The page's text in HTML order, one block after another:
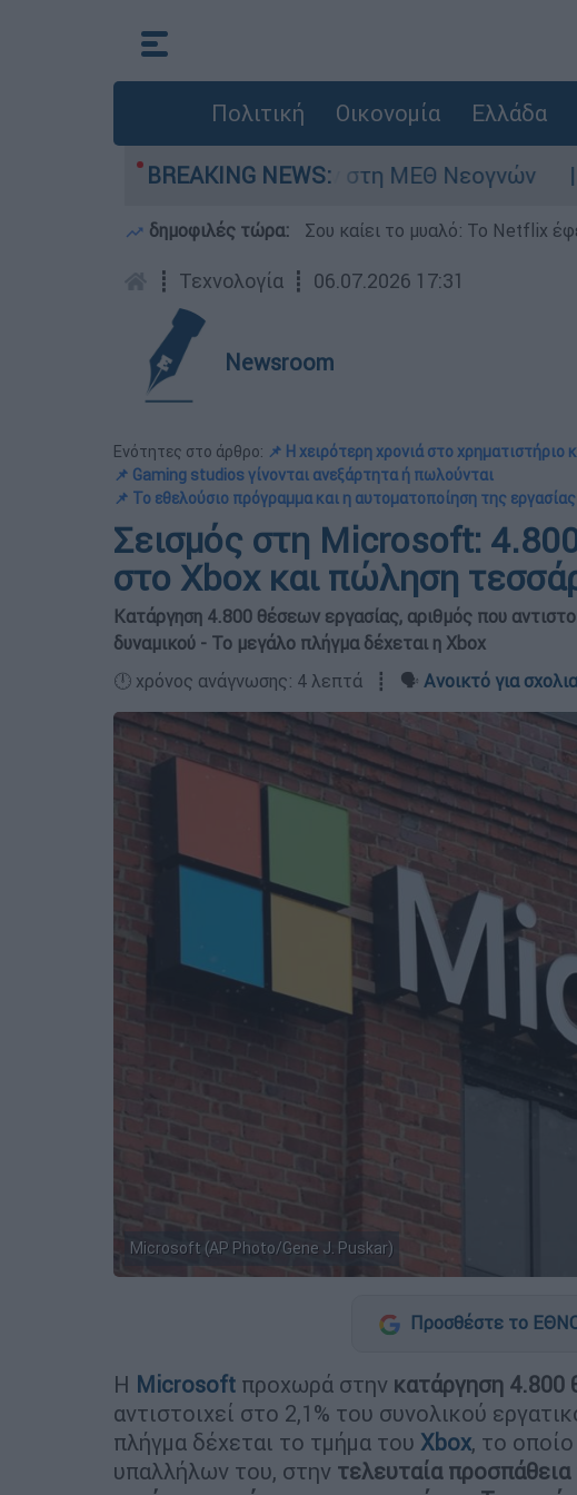
Πολιτική Οικονομία Ελλάδα
BREAKING NEWS:
- Νοσηλευόταν στη ΜΕΘ Νεογνών Marfin:
δημοφιλές τώρα: Σου καίει το μυαλό: Το Netflix
┋ Τεχνολογία ┋ 06.07.2026 17:31
Newsroom
Ενότητες στο άρθρο: 📌 Η χειρότερη χρονιά στο χρηματιστήριο
📌 Gaming studios γίνονται ανεξάρτητα ή πωλούνται
📌 Το εθελούσιο πρόγραμμα και η αυτοματοποίηση της εργασίας
Σεισμός στη Microsoft:
στο Xbox και πώληση
Κατάργηση 4.800 θέσεων εργασίας, αριθμός που
δυναμικού - Το μεγάλο πλήγμα δέχεται η Xbox
🕛 χρόνος ανάγνωσης: 4 λεπτά ┋ 🗣️ Ανοικτό για
Microsoft (AP Photo/Gene J. Puskar)
Προσθέστε το
Η Microsoft προχωρά στην κατάργηση 4.800
αντιστοιχεί στο 2,1% του συνολικού
πλήγμα δέχεται το τμήμα του Xbox, το
υπαλλήλων του, στην τελευταία προσπάθεια